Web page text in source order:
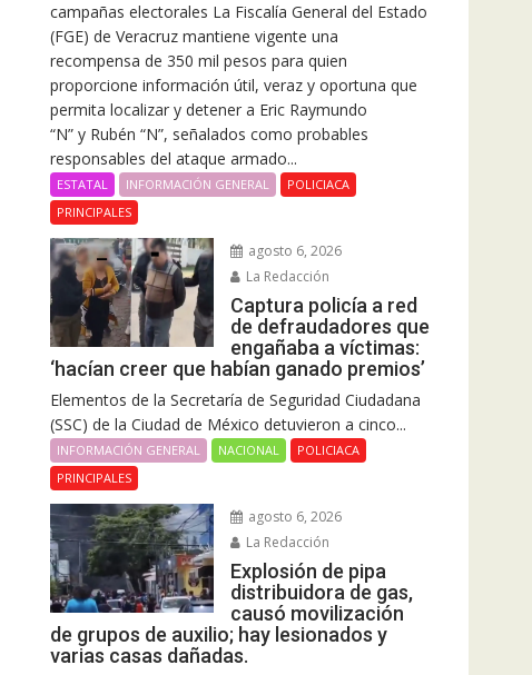
campañas electorales La Fiscalía General del Estado
(FGE) de Veracruz mantiene vigente una
recompensa de 350 mil pesos para quien
proporcione información útil, veraz y oportuna que
permita localizar y detener a Eric Raymundo
“N” y Rubén “N”, señalados como probables
responsables del ataque armado...
ESTATAL INFORMACIÓN GENERAL
POLICIACA
PRINCIPALES
agosto 6, 2026
La Redacción
Captura policía a red
de defraudadores que
engañaba a víctimas:
‘hacían creer que habían ganado premios’
Elementos de la Secretaría de Seguridad Ciudadana
(SSC) de la Ciudad de México detuvieron a cinco...
INFORMACIÓN GENERAL NACIONAL
POLICIACA
PRINCIPALES
agosto 6, 2026
La Redacción
Explosión de pipa
distribuidora de gas,
causó movilización
de grupos de auxilio; hay lesionados y
varias casas dañadas.